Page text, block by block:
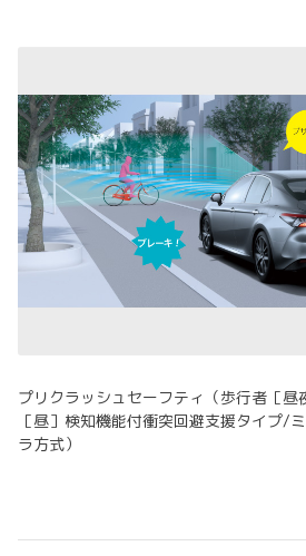
プリクラッシュセーフティ（歩行者［昼
［昼］検知機能付衝突回避支援タイプ/
ラ方式）